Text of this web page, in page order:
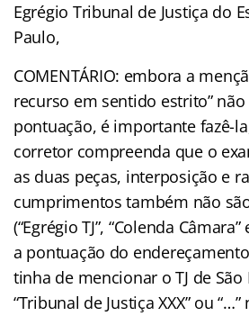
Egrégio Tribunal de Justiça do
Paulo,
COMENTÁRIO: embora a
recurso em sentido estrito”
pontuação, é importante fazê-
corretor compreenda que o
as duas peças, interposição e
cumprimentos também não
(“Egrégio TJ”, “Colenda
a pontuação do
tinha de mencionar o TJ de
“Tribunal de Justiça XXX” ou “…”